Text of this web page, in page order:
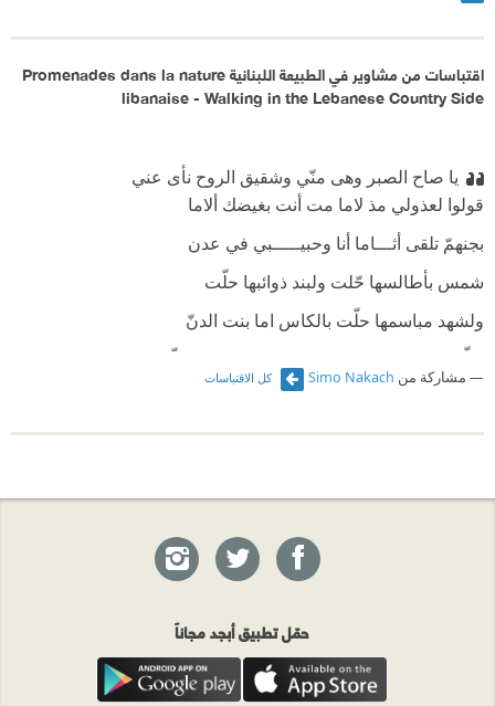
اقتباسات من مشاوير في الطبيعة اللبنانية Promenades dans la nature
libanaise - Walking in the Lebanese Country Side
يا صاح الصبر وهى منّي وشقيق الروح نأى عني
قولوا لعذولي مذ لاما مت أنت بغيضك ألاما
بجنهمّ تلقى أثـــاما أنا وحبيـــــبي في عدن
شمس بأطالسها حّلت ولبند ذوائبها حلّت
ولشهد مباسمها حلّت بالكاس اما بنت الدنّ
سلّت من لحظيها خنجر وسقت من ريقها سكّر
مكتوب على درّ مبسمها إنّا أعطيناك الكوثر
مشاركة من Simo Nakach كل الاقتباسات
حمّل تطبيق أبجد مجاناً